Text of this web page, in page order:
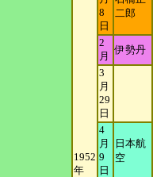
1952
年
8
日
二郎
2
月
伊勢丹
3
月
29
日
4
月
9
日
日本航
空